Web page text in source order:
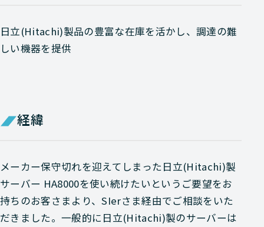
日立(Hitachi)製品の豊富な在庫を活かし、調達の難
しい機器を提供
経緯
メーカー保守切れを迎えてしまった日立(Hitachi)製
サーバー HA8000を使い続けたいというご要望をお
持ちのお客さまより、SIerさま経由でご相談をいた
だきました。一般的に日立(Hitachi)製のサーバーは